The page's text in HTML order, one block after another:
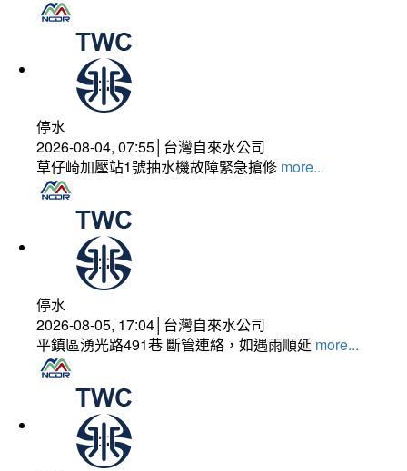
停水
2026-08-04, 07:55│台灣自來水公司
草仔崎加壓站1號抽水機故障緊急搶修 more...
停水
2026-08-05, 17:04│台灣自來水公司
平鎮區湧光路491巷 斷管連絡，如遇雨順延 more...